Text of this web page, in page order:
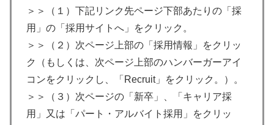
＞＞（１）下記リンク先ページ下部あたりの「採
用」の「採用サイトへ」をクリック。
＞＞（２）次ページ上部の「採用情報」をクリッ
ク（もしくは、次ページ上部のハンバーガーアイ
コンをクリックし、「Recruit」をクリック。）。
＞＞（３）次ページの「新卒」、「キャリア採
用」又は「パート・アルバイト採用」をクリッ